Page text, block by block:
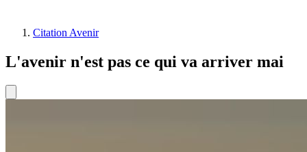
Citation Avenir
L'avenir n'est pas ce qui va arriver mai